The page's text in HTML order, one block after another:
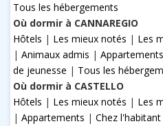
Tous les hébergements
Où dormir à CANNAREGIO
Hôtels | Les mieux notés | Les
| Animaux admis | Appartements
de jeunesse | Tous les
Où dormir à CASTELLO
Hôtels | Les mieux notés | Les
| Appartements | Chez l'habitant